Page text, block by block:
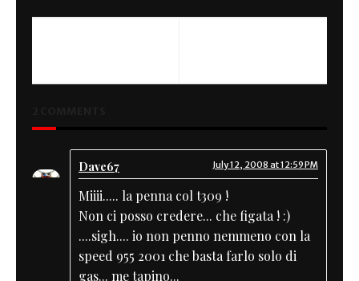
Dave67 July 12, 2008 at 12:59 PM
Miiii..... la penna col t309 !
Non ci posso credere... che figata ! :)
....sigh.... io non penno nemmeno con la
speed 955 2001 che basta farlo solo di
gas... me tapino...